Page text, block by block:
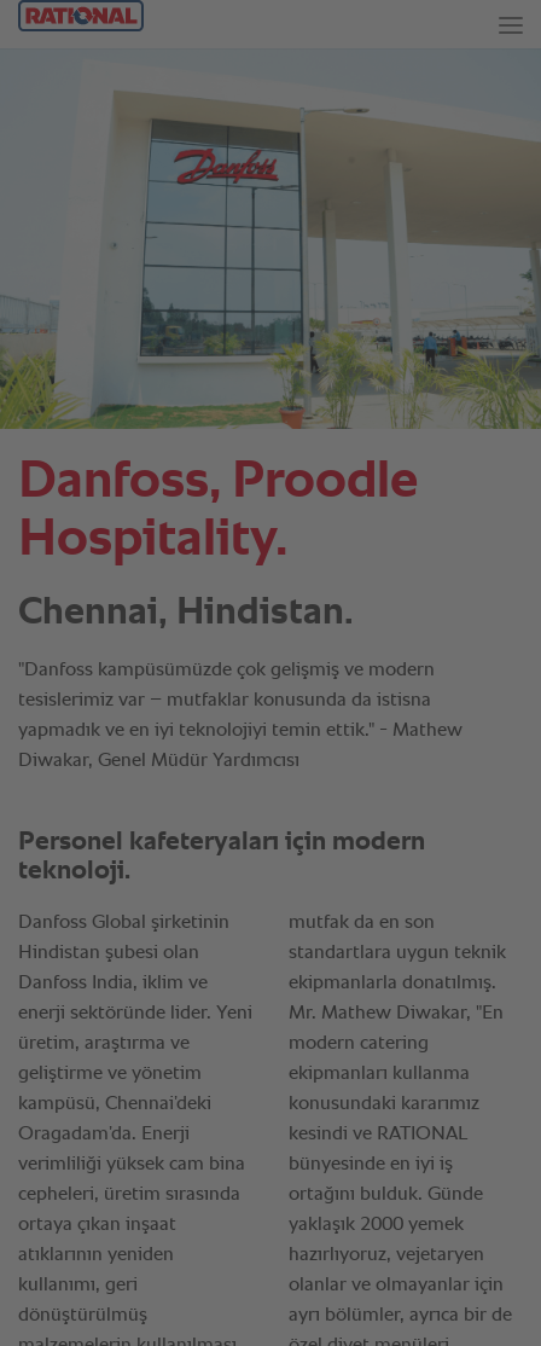
Danfoss, Proodle
Hospitality.
Chennai, Hindistan.
"Danfoss kampüsümüzde çok gelişmiş ve modern
tesislerimiz var – mutfaklar konusunda da istisna
yapmadık ve en iyi teknolojiyi temin ettik." - Mathew
Diwakar, Genel Müdür Yardımcısı